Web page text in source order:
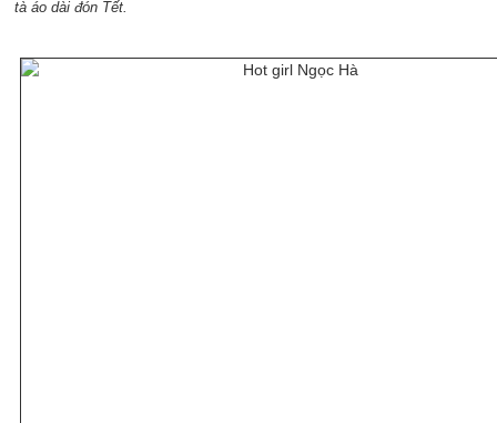
tà áo dài đón Tết.